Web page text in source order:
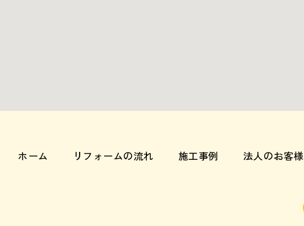
ホーム リフォームの流れ 施工事例 法人のお客様